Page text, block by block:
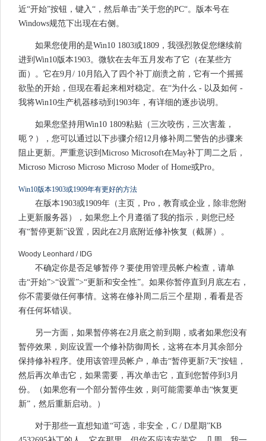
近“开始”按钮，键入“，然后单击”关于您的PC“。版本号在
Windows规范下出现在右侧。
如果您使用的是Win10 1803或1809，我强烈敦促您继续前
进到Win10版本1903。微软在去年五月发布了它（在某些方
面）。它在9月/ 10月陷入了四个补丁崩溃之前，它有一个摇摇
欲坠的开始，但现在看起来相对稳定。在“为什么 - 以及如何 -
我将Win10生产机器移动到1903年，有详细的逐步说明。
如果您坚持用Win10 1809粘贴（三次咬伤，三次害羞，
呃？），您可以通过以下步骤介绍12月修补周二警告的步骤来
阻止更新。严重意识到Microso Microsoft在May补丁周二之后，
Microso Microso Microso Microso Moder of Home或Pro。
Win10版本1903或1909年有更好的方法
在版本1903或1909年（主页，Pro，教育或企业，除非您附
上更新服务器），如果您上个月遵循了我的指示，则您已经
有“暂停更新”设置，因此在2月底附近修补恢复（截屏）。
Woody Leonhard / IDG
不确定你是否足够暂停？要使用管理员帐户检查，请单
击“开始”>“设置”>“更新和安全性”。如果你暂停直到月底左右，
你不需要做任何事情。这将在修补周二后三个星期，看看是否
有任何坏错误。
另一方面，如果暂停将在2月底之前到期，或者如果您没有
暂停效果，则应设置一个修补防御周长，这将在本月其余部分
保持修补程序。使用该管理员帐户，单击“暂停更新7天”按钮，
然后再次单击它，如果需要，再次单击它，直到您暂停到3月
份。（如果您有一个部分暂停生效，则可能需要单击“恢复更
新”，然后重新启动。）
对于那些一直想知道“可选，非安全，C / D星期”KB